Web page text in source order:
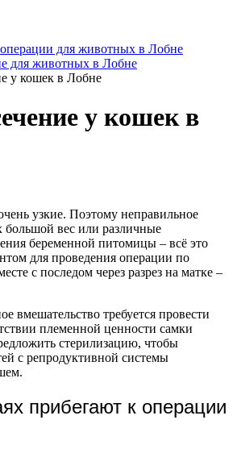
для животных в Лобне
для животных в Лобне
у кошек в Лобне
у кошек в
узкие. Поэтому неправильное
большой вес или различные
беременной питомицы – всё это
для проведения операции по
с последом через разрез на матке –
вмешательство требуется провести
племенной ценности самки
стерилизацию, чтобы
с репродуктивной системы
прибегают к операции